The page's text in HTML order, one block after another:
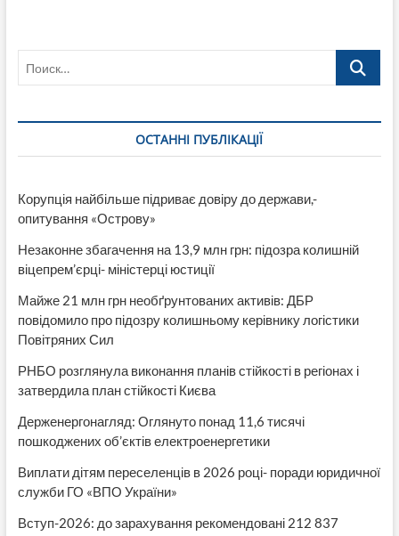
Поиск…
ОСТАННІ ПУБЛІКАЦІЇ
Корупція найбільше підриває довіру до держави,-
опитування «Острову»
Незаконне збагачення на 13,9 млн грн: підозра колишній
віцепрем’єрці- міністерці юстиції
Майже 21 млн грн необґрунтованих активів: ДБР
повідомило про підозру колишньому керівнику логістики
Повітряних Сил
РНБО розглянула виконання планів стійкості в регіонах і
затвердила план стійкості Києва
Держенергонагляд: Оглянуто понад 11,6 тисячі
пошкоджених об’єктів електроенергетики
Виплати дітям переселенців в 2026 році- поради юридичної
служби ГО «ВПО України»
Вступ-2026: до зарахування рекомендовані 212 837